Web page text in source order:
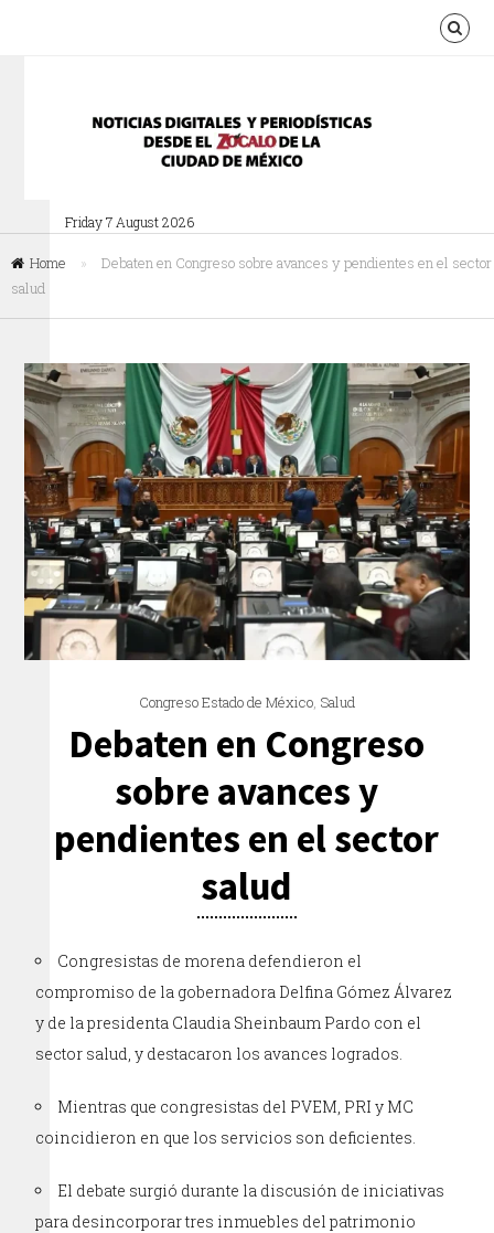
Friday 7 August 2026
Home »
Debaten en Congreso sobre avances y pendientes en el sector
salud
Congreso Estado de México, Salud
Debaten en Congreso
sobre avances y
pendientes en el sector
salud
Congresistas de morena defendieron el
compromiso de la gobernadora Delfina Gómez Álvarez
y de la presidenta Claudia Sheinbaum Pardo con el
sector salud, y destacaron los avances logrados.
Mientras que congresistas del PVEM, PRI y MC
coincidieron en que los servicios son deficientes.
El debate surgió durante la discusión de iniciativas
para desincorporar tres inmuebles del patrimonio